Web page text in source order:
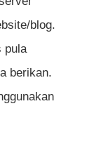
blog.
pula
berikan.